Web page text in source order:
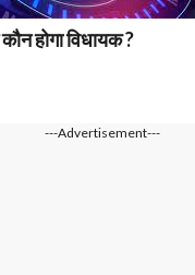
होगा विधायक ?
---Advertisement---